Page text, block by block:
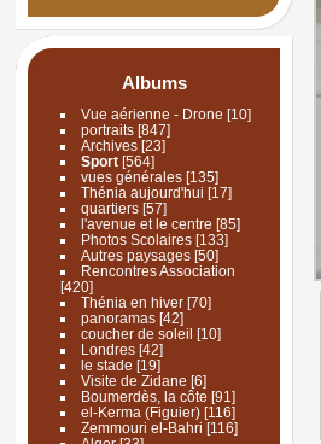
Albums
Vue aérienne - Drone [10]
portraits[847]
Archives [23]
Sport[564]
vues générales[135]
Thénia aujourd'hui [17]
quartiers[57]
l'avenue et le centre [85]
Photos Scolaires[133]
Autres paysages[50]
Rencontres Association
[420]
Thénia en hiver[70]
panoramas[42]
coucher de soleil [10]
Londres[42]
le stade [19]
Visite de Zidane [6]
Boumerdès, la côte [91]
el-Kerma (Figuier)[116]
Zemmouri el-Bahri [116]